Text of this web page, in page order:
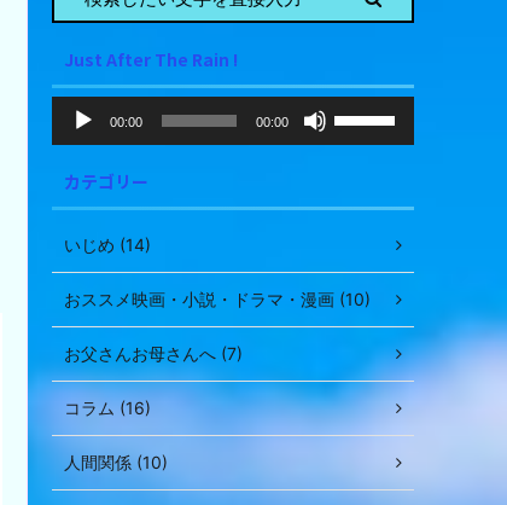
Just After The Rain !
レ
ー
ヤ
ー
00:00 00:00
リ
ム
は
矢
印
キ
を
カテゴリー
いじめ (14)
おススメ映画・小説・ドラマ・漫画 (10)
お父さんお母さんへ (7)
コラム (16)
人間関係 (10)